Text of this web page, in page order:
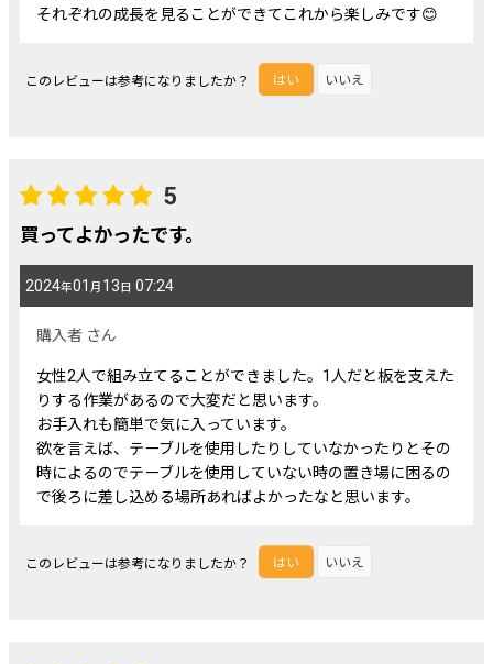
それぞれの成長を見ることができてこれから楽しみです😊
このレビューは参考になりましたか？ はい いいえ
5
買ってよかったです。
2024年01 月 13日 07:24
購入者 さん
女性2人で組み立てることができました。1人だと板を支えた
りする作業があるので大変だと思います。
お手入れも簡単で気に入っています。
欲を言えば、テーブルを使用したりしていなかったりとその
時によるのでテーブルを使用していない時の置き場に困るの
で後ろに差し込める場所あればよかったなと思います。
このレビューは参考になりましたか？ はい いいえ